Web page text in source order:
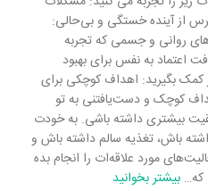
از آینده خستگی و بی‌حالی:
روانی و جسمی که تجربه
اعتماد به نفس برای بهبود
کمک بگیرید: اهداف کوچکی برای
کوچک و دست‌یافتنی به تو
بیشتری داشته باشی. به خودت
باش، تغذیه سالم داشته باش و
مورد علاقه‌ات را انجام بده
که… بیشتر بخوانید